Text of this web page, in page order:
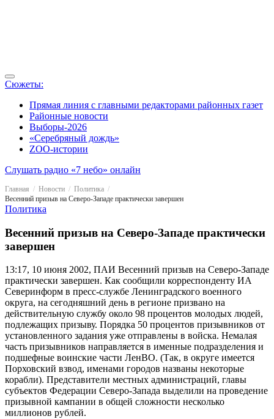
Сюжеты:
Прямая линия с главными редакторами районных газет
Районные новости
Выборы-2026
«Серебряный дождь»
ZOO-истории
Слушать радио «7 небо» онлайн
Главная Новости
Политика
Весенний призыв на Северо-Западе практически завершен
Политика
Весенний призыв на Северо-Западе практически
завершен
13:17, 10 июня 2002, ПАИ Весенний призыв на Северо-Западе
практически завершен. Как сообщили корреспонденту ИА
Северинформ в пресс-службе Ленинградского военного
округа, на сегодняшний день в регионе призвано на
действительную службу около 98 процентов молодых людей,
подлежащих призыву. Порядка 50 процентов призывников от
установленного задания уже отправлены в войска. Немалая
часть призывников направляется в именные подразделения и
подшефные воинские части ЛенВО. (Так, в округе имеется
Порховский взвод, именами городов названы некоторые
корабли). Представители местных администраций, главы
субъектов Федерации Северо-Запада выделили на проведение
призывной кампании в общей сложности несколько
миллионов рублей.